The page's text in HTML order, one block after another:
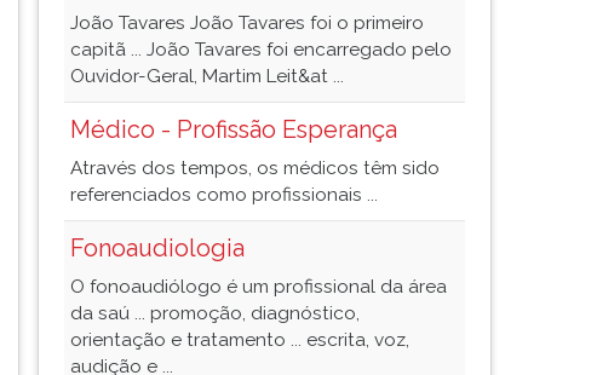
João Tavares João Tavares foi o primeiro
capitã ... João Tavares foi encarregado pelo
Ouvidor-Geral, Martim Leit&at ...
Médico - Profissão Esperança
Através dos tempos, os médicos têm sido
referenciados como profissionais ...
Fonoaudiologia
O fonoaudiólogo é um profissional da área
da saú ... promoção, diagnóstico,
orientação e tratamento ... escrita, voz,
audição e ...